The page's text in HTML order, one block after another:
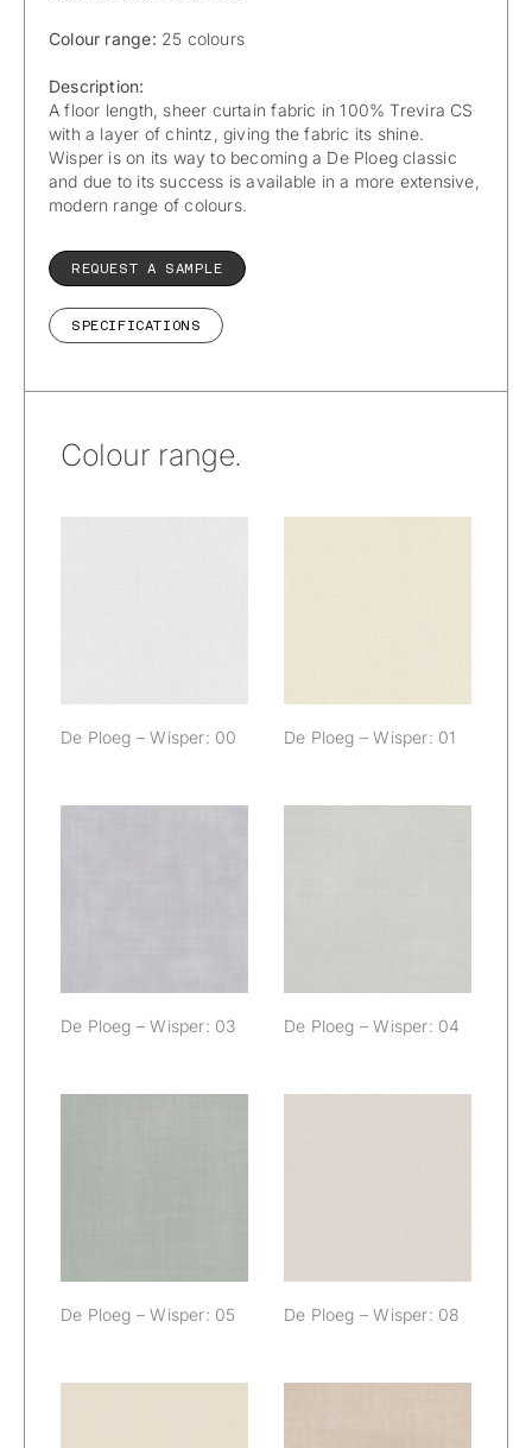
Colour range: 25 colours
Description:
A floor length, sheer curtain fabric in 100% Trevira CS
with a layer of chintz, giving the fabric its shine.
Wisper is on its way to becoming a De Ploeg classic
and due to its success is available in a more extensive,
modern range of colours.
REQUEST A SAMPLE
SPECIFICATIONS
Colour range.
De Ploeg – Wisper: 00 De Ploeg – Wisper: 01
De Ploeg – Wisper: 03 De Ploeg – Wisper: 04
De Ploeg – Wisper: 05 De Ploeg – Wisper: 08